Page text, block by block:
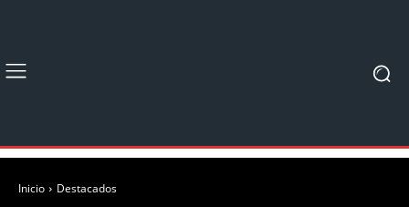
Inicio Destacados